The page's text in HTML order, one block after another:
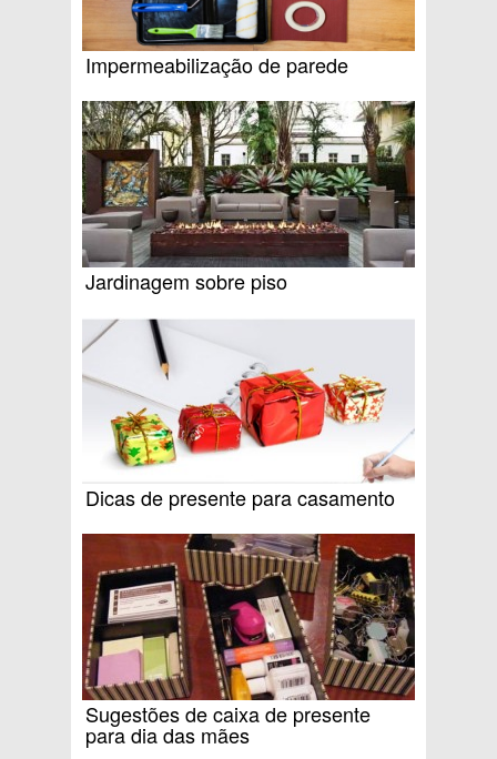
Impermeabilização de parede
Jardinagem sobre piso
Dicas de presente para casamento
Sugestões de caixa de presente
para dia das mães